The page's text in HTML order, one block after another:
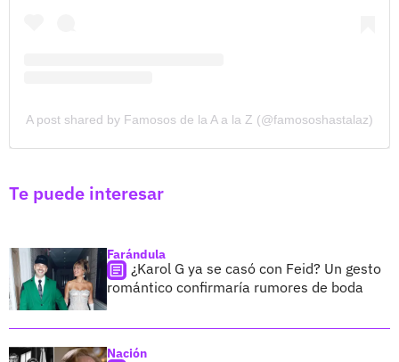
A post shared by Famosos de la A a la Z (@famososhastalaz)
Te puede interesar
Farándula
¿Karol G ya se casó con Feid? Un gesto
romántico confirmaría rumores de boda
Nación